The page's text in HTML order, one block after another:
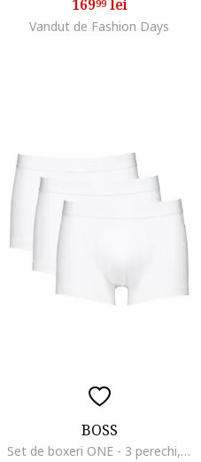
16999lei
Vandut de Fashion Days
BOSS
Set de boxeri ONE - 3 perechi, Alb optic